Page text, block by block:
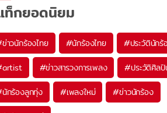
ท็กยอดนิยม
ข่าวนักร้องไทย #นักร้องไทย #ประวัตินักร้
artist #ข่าวสารวงการเพลง #ประวัติศิล
นักร้องลูกทุ่ง #เพลงใหม่ #ข่าวนักร้อง